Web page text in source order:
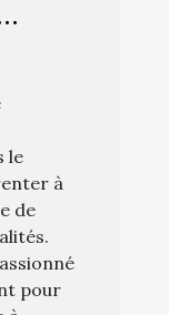
le
à
de
pour